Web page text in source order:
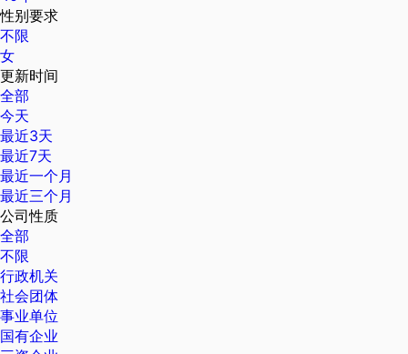
性别要求
不限
女
更新时间
全部
今天
最近3天
最近7天
最近一个月
最近三个月
公司性质
全部
不限
行政机关
社会团体
事业单位
国有企业